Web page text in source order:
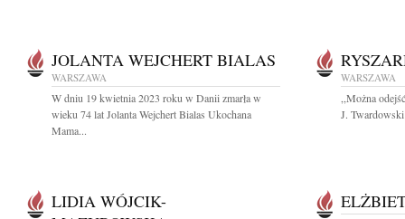
JOLANTA WEJCHERT BIALAS
WARSZAWA
W dniu 19 kwietnia 2023 roku w Danii zmarła w
wieku 74 lat Jolanta Wejchert Bialas Ukochana
Mama...
WARSZAWA
,,Można
J.
LIDIA WÓJCIK-